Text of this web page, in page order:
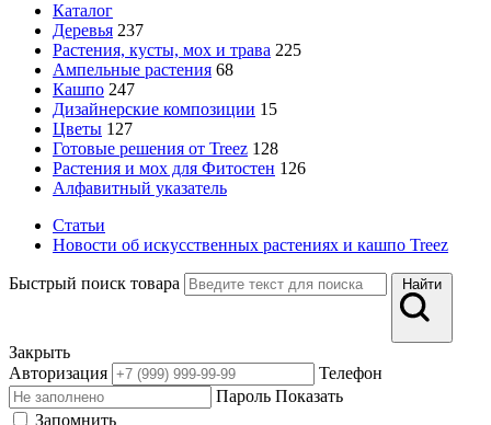
Каталог
Деревья 237
Растения, кусты, мох и трава 225
Ампельные растения 68
Кашпо 247
Дизайнерские композиции 15
Цветы 127
Готовые решения от Treez 128
Растения и мох для Фитостен 126
Алфавитный указатель
Статьи
Новости об искусственных растениях и кашпо Treez
Быстрый поиск товара Найти
Закрыть
Авторизация
Телефон
Пароль Показать
Запомнить